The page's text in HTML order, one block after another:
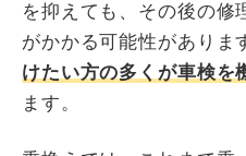
を抑えても、その後の修
がかかる可能性がありま
けたい方の多くが車検を
ます。